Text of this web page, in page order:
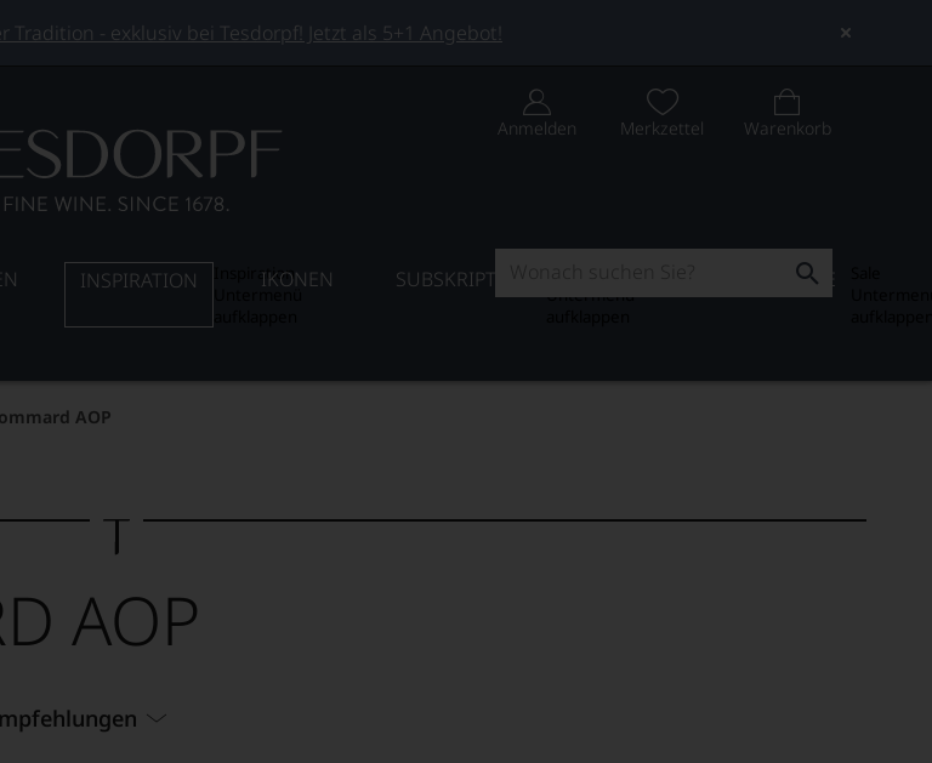
- exklusiv bei Tesdorpf! Jetzt als 5+1 Angebot!
Anmelden Merkzettel Warenkorb
INSPIRATION
InspirationIKONEN SUBSKRIPTION
Untermenü
SALE
AOP
AOP